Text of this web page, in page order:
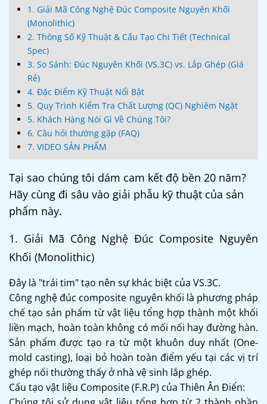
1. Giải Mã Công Nghệ Đúc Composite Nguyên Khối
(Monolithic)
2. Thông Số Kỹ Thuật & Cấu Tạo Chi Tiết (Technical
Spec)
3. So Sánh: Đúc Nguyên Khối (VS.3C) vs. Lắp Ghép (Giá
Rẻ)
4. Đặc Điểm Kỹ Thuật Nổi Bật
5. Quy Trình Kiểm Tra Chất Lượng (QC) Nghiêm Ngặt
5. Khách Hàng Nói Gì Về Chúng Tôi?
6. Câu hỏi thường gặp (FAQ)
7. VIDEO SẢN PHẨM
Tại sao chúng tôi dám cam kết độ bền 20 năm?
Hãy cùng đi sâu vào giải phẫu kỹ thuật của sản
phẩm này.
1. Giải Mã Công Nghệ Đúc Composite Nguyên
Khối (Monolithic)
Đây là "trái tim" tạo nên sự khác biệt của VS.3C.
Công nghệ đúc composite nguyên khối là phương pháp
chế tạo sản phẩm từ vật liệu tổng hợp thành một khối
liền mạch, hoàn toàn không có mối nối hay đường hàn.
Sản phẩm được tạo ra từ một khuôn duy nhất (One-
mold casting), loại bỏ hoàn toàn điểm yếu tại các vị trí
ghép nối thường thấy ở nhà vệ sinh lắp ghép.
Cấu tạo vật liệu Composite (F.R.P) của Thiên Ân Điển: